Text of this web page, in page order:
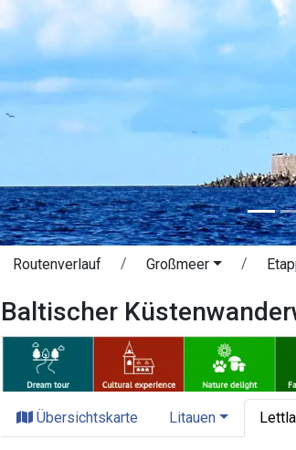
Routenverlauf Großmeer
Baltischer
Übersichtskarte Litauen